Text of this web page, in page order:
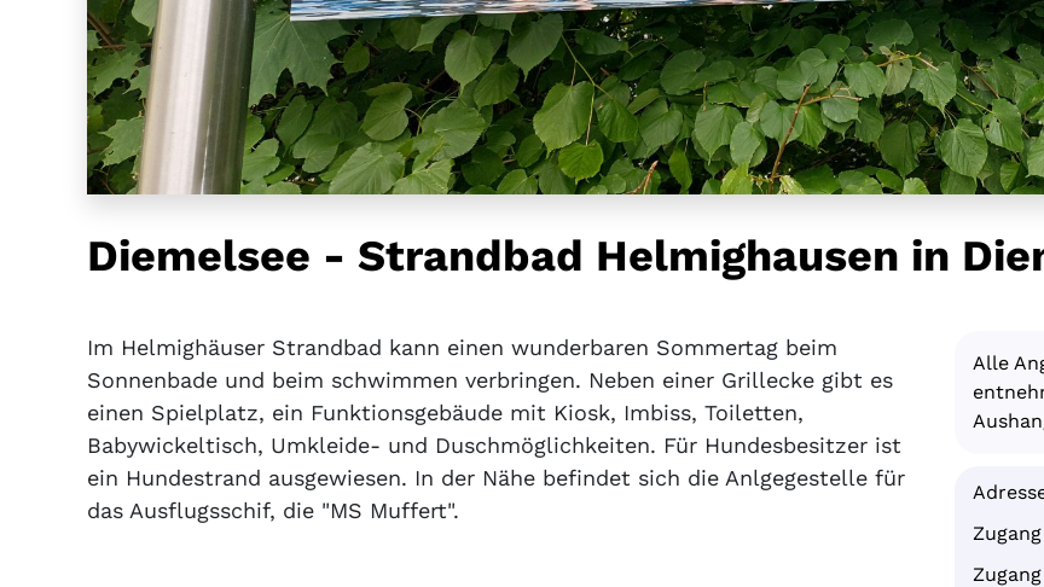
Diemelsee - Strandbad Helmighausen in
Im Helmighäuser Strandbad kann einen wunderbaren Sommertag beim
Sonnenbade und beim schwimmen verbringen. Neben einer Grillecke gibt es
einen Spielplatz, ein Funktionsgebäude mit Kiosk, Imbiss, Toiletten,
Babywickeltisch, Umkleide- und Duschmöglichkeiten. Für Hundesbesitzer ist
ein Hundestrand ausgewiesen. In der Nähe befindet sich die Anlgegestelle für
das Ausflugsschif, die "MS Muffert".
Alle